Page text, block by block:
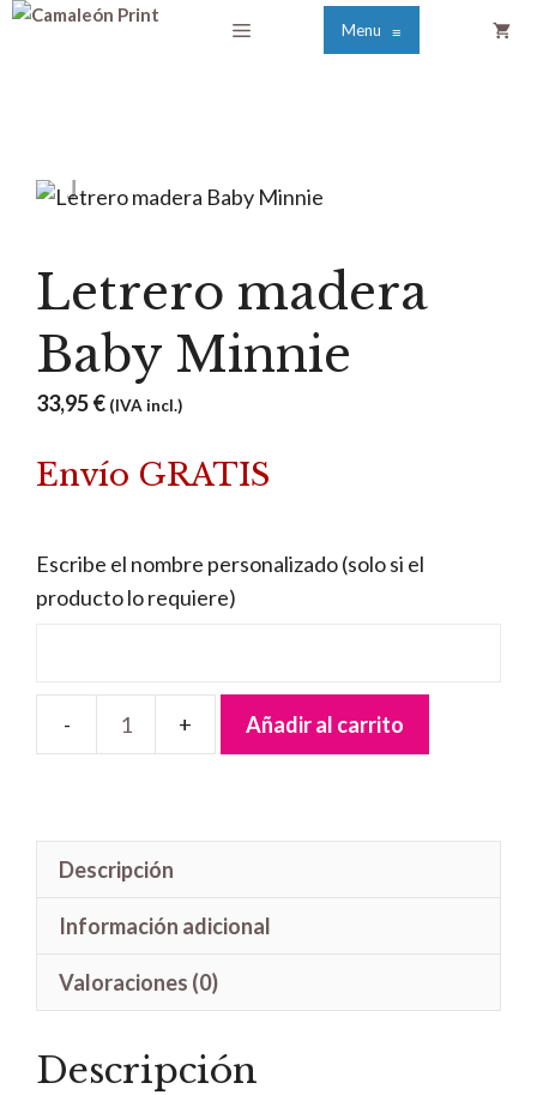
Saltar
Menú Menu ≡
Letrero madera
Baby Minnie
33,95€ (IVA incl.)
Envío GRATIS
Escribe el nombre personalizado (solo si el
producto lo requiere)
Letrero
Minnie
Añadir al carrito
Descripción
Información adicional
Valoraciones (0)
Descripción